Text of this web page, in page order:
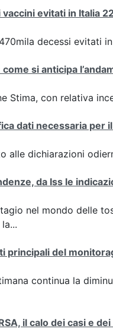
evitati in Italia
decessi evitati
si anticipa
Stima, con relativa
dati necessaria per
alle dichiarazioni
da Iss le
nel mondo delle
principali del
continua la
il calo dei casi e